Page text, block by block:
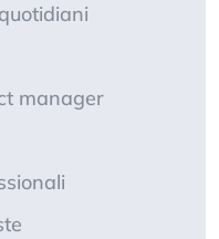
manager